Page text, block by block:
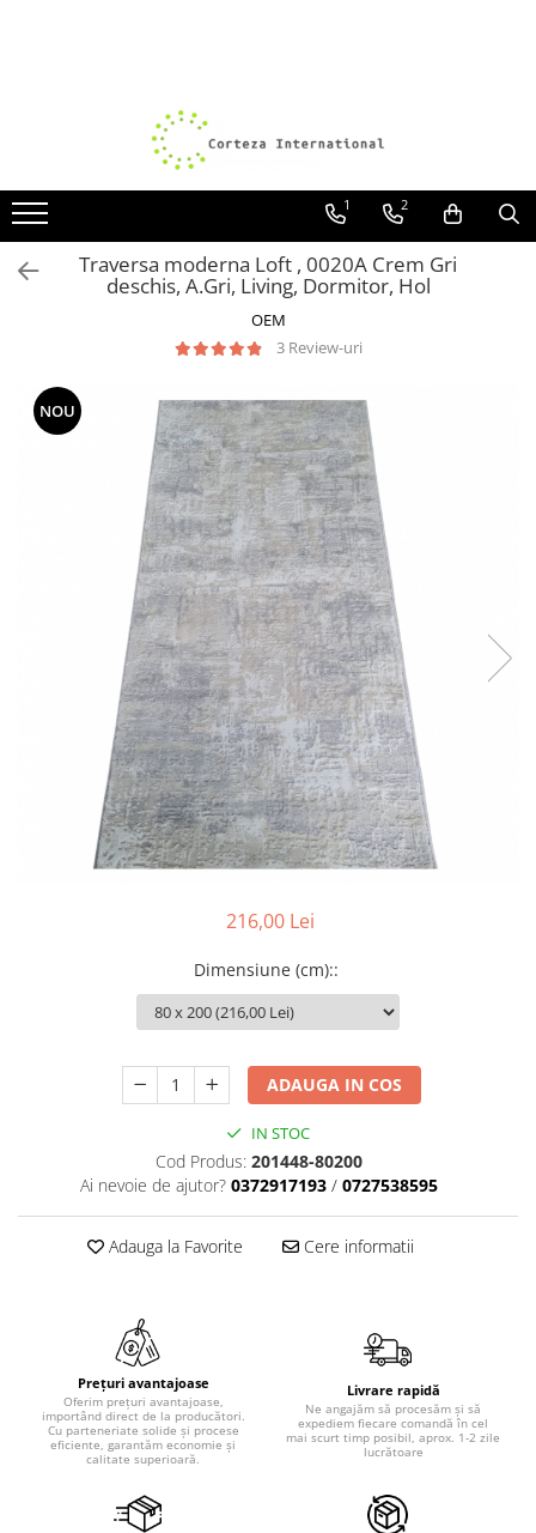
Covoare Moderne
Covoare Antiderapante si lavabile
Covoare Living
Covoare Bucatarie
Covoare Dormitor
Covoare Pufoase
Traverse antiderapante
1 2
Traversa moderna Loft , 0020A Crem Gri
deschis, A.Gri, Living, Dormitor, Hol
OEM
3 Review-uri
NOU
216,00 Lei
Dimensiune (cm)::
ADAUGA IN COS
IN STOC
Cod Produs: 201448-80200
Ai nevoie de ajutor? 0372917193 / 0727538595
Adauga la Favorite Cere informatii
Prețuri avantajoase
Oferim prețuri avantajoase,
importând direct de la producători.
Cu parteneriate solide și procese
eficiente, garantăm economie și
calitate superioară.
Livrare rapidă
Ne angajăm să procesăm și să
expediem fiecare comandă în cel
mai scurt timp posibil, aprox. 1-2 zile
lucrătoare